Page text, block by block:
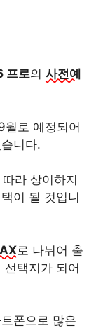
프로의 사전예
월로 예정되어
니다.
라 상이하지
이 될 것입니
로 나뉘어 출
택지가 되어
폰으로 많은